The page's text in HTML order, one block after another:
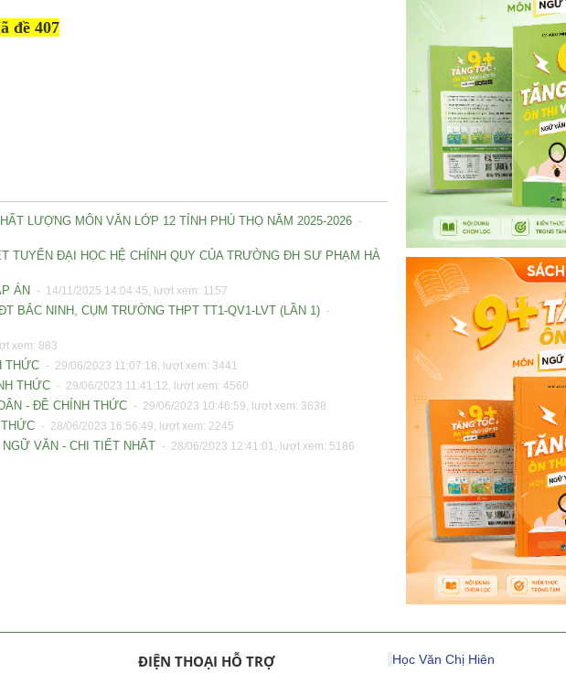
đề 407
LƯỢNG MÔN VĂN LỚP 12 TỈNH PHÚ THỌ NĂM 2025-2026 -
ĐẠI HỌC HỆ CHÍNH QUY CỦA TRƯỜNG ĐH SƯ PHẠM HÀ
ÁN - 14/11/2025 14:04:45, lượt xem: 1157
BẮC NINH, CỤM TRƯỜNG THPT TT1-QV1-LVT (LẦN 1) -
xem: 883
THỨC - 29/06/2023 11:07:18, lượt xem: 3441
THỨC - 29/06/2023 11:41:12, lượt xem: 4560
- ĐỀ CHÍNH THỨC - 29/06/2023 10:46:59, lượt xem: 3638
- 28/06/2023 16:56:49, lượt xem: 2245
VĂN - CHI TIẾT NHẤT - 28/06/2023 12:41:01, lượt xem: 5186
ĐIỆN THOẠI HỖ TRỢ Học Văn Chị Hiên